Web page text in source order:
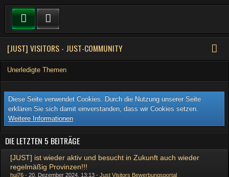
[JUST] VISITORS - JUST-COMMUNITY
Unerledigte Themen
Diese Seite verwendet Cookies. Durch die Nutzung unserer Seite
erklären Sie sich damit einverstanden, dass wir Cookies setzen.
Weitere Informationen
DIE LETZTEN 5 BEITRÄGE
[JUST] ist wieder aktiv und besucht in Zukunft auch wieder
regelmäßig Provinzen!!!
hui76 20. Dezember 2024, 13:13 Just Visitors Bewerbungsportal